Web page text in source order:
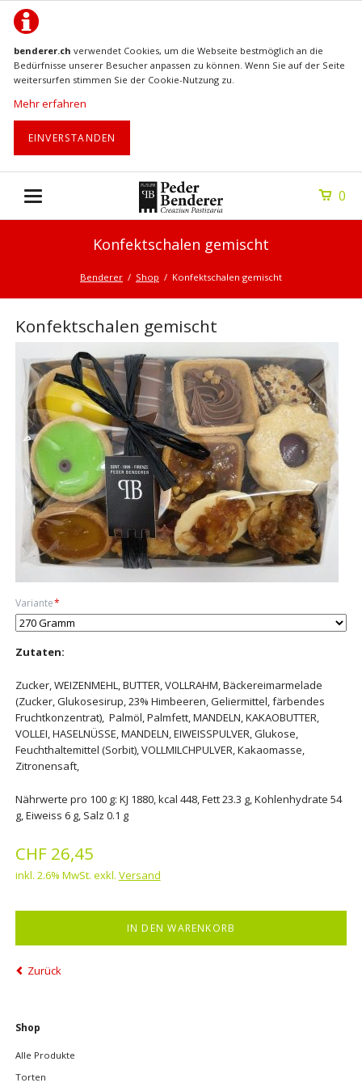
benderer.ch verwendet Cookies, um die Webseite bestmöglich an die
Bedürfnisse unserer Besucher anpassen zu können. Wenn Sie auf der Seite
weitersurfen stimmen Sie der Cookie-Nutzung zu.
Mehr erfahren
EINVERSTANDEN
0
Konfektschalen gemischt
Benderer Shop Konfektschalen gemischt
Konfektschalen gemischt
Pflichtfeld
Variante*
Zutaten:
Zucker, WEIZENMEHL, BUTTER, VOLLRAHM, Bäckereimarmelade
(Zucker, Glukosesirup, 23% Himbeeren, Geliermittel, färbendes
Fruchtkonzentrat), Palmöl, Palmfett, MANDELN, KAKAOBUTTER,
VOLLEI, HASELNÜSSE, MANDELN, EIWEISSPULVER, Glukose,
Feuchthaltemittel (Sorbit), VOLLMILCHPULVER, Kakaomasse,
Zitronensaft,
Nährwerte pro 100 g: KJ 1880, kcal 448, Fett 23.3 g, Kohlenhydrate 54
g, Eiweiss 6 g, Salz 0.1 g
CHF26,45
inkl. 2.6% MwSt. exkl. Versand
Zurück
Navigation
Shop
Alle Produkte
Torten